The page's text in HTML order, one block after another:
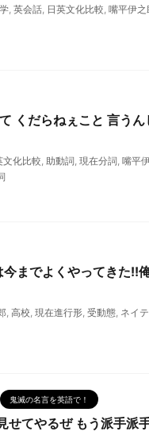
, 英会話, 日英文化比較, 嘴平伊之
くだらねぇこと 言う
文化比較, 助動詞, 現在分詞, 嘴平
今までよくやってきた!!
, 高校, 現在進行形, 受動態, ネイ
鬼滅の名言を英語で！
せてやるぜ もう派手派